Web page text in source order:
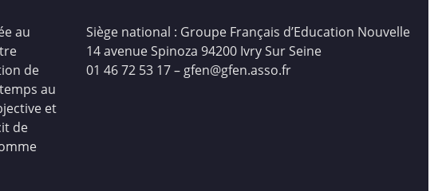
au
de
au
et
de
Siège national : Groupe Français d’Education Nouvelle
14 avenue Spinoza 94200 Ivry Sur Seine
01 46 72 53 17 – gfen@gfen.asso.fr